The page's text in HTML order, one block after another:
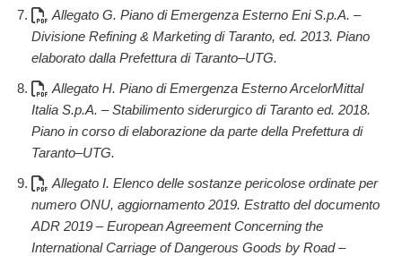
Allegato G. Piano di Emergenza Esterno Eni S.p.A. –
Divisione Refining & Marketing di Taranto, ed. 2013. Piano
elaborato dalla Prefettura di Taranto–UTG.
Allegato H. Piano di Emergenza Esterno ArcelorMittal
Italia S.p.A. – Stabilimento siderurgico di Taranto ed. 2018.
Piano in corso di elaborazione da parte della Prefettura di
Taranto–UTG.
Allegato I. Elenco delle sostanze pericolose ordinate per
numero ONU, aggiornamento 2019. Estratto del documento
ADR 2019 – European Agreement Concerning the
International Carriage of Dangerous Goods by Road –